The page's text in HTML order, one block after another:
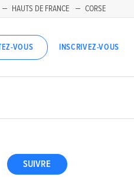
HAUTS DE FRANCE CORSE
VOUS INSCRIVEZ-VOUS
SUIVRE